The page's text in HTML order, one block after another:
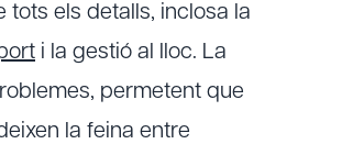
tots els detalls, inclosa la
i la gestió al lloc. La
permetent que
la feina entre